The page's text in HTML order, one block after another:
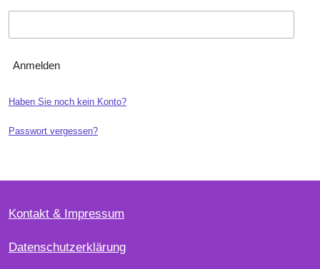
Anmelden
Haben Sie noch kein Konto?
Passwort vergessen?
Kontakt & Impressum
Datenschutzerklärung